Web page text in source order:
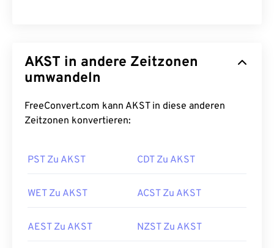
AKST in andere Zeitzonen
umwandeln
FreeConvert.com kann AKST in diese anderen
Zeitzonen konvertieren:
PST Zu AKST CDT Zu AKST
WET Zu AKST ACST Zu AKST
AEST Zu AKST NZST Zu AKST